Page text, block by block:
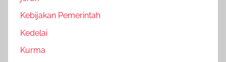
Kebijakan Pemerintah
Kedelai
Kurma